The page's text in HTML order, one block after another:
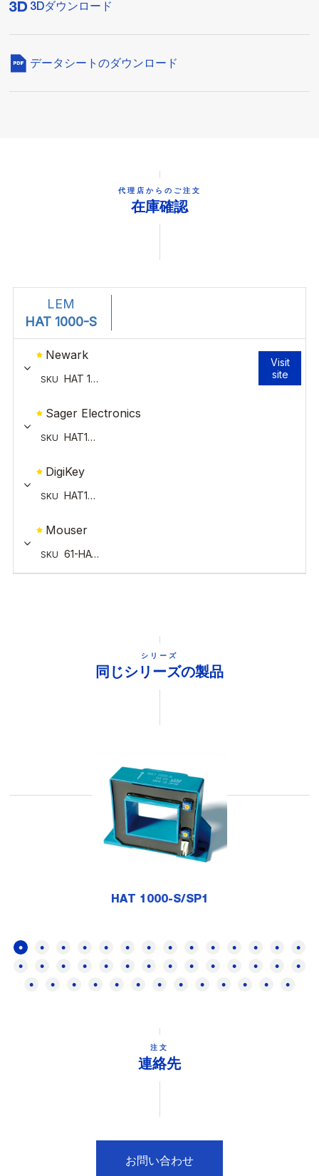
3Dダウンロード
データシートのダウンロード
代理店からのご注文
在庫確認
シリーズ
同じシリーズの製品
HAT 1000-S/SP1
注文
連絡先
お問い合わせ